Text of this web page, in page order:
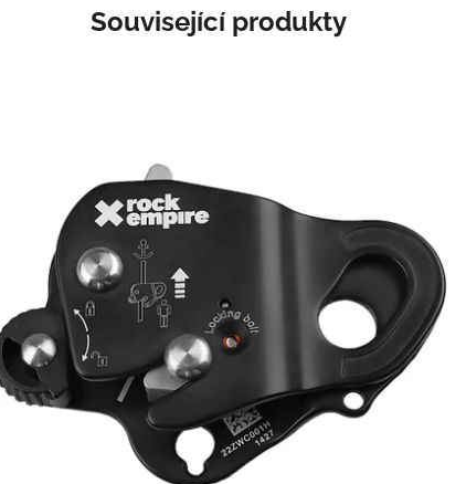
Související produkty